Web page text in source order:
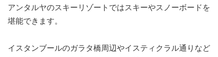
アンタルヤのスキーリゾートではスキーやスノーボードを
堪能できます。
イスタンブールのガラタ橋周辺やイスティクラル通りなど